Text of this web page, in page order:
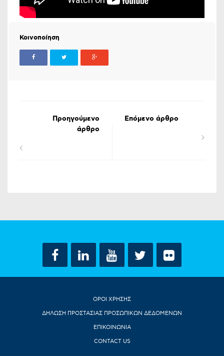
Κοινοποίηση
Προηγούμενο
άρθρο
Επόμενο άρθρο
ΟΡΟΙ ΧΡΗΣΗΣ
ΔΗΛΩΣΗ ΠΡΟΣΤΑΣΙΑΣ ΠΡΟΣΩΠΙΚΩΝ ΔΕΔΟΜΕΝΩΝ
ΕΠΙΚΟΙΝΩΝΙΑ
CONTACT US